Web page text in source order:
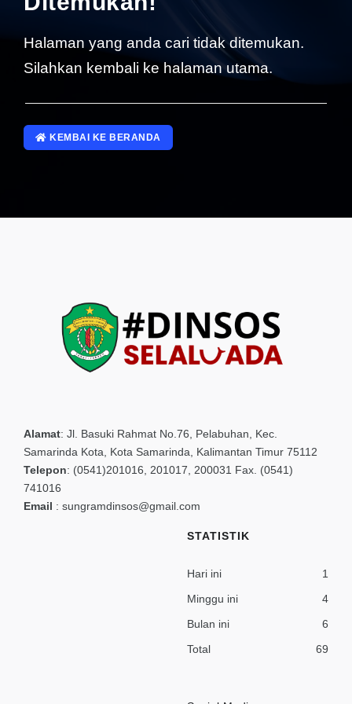
Halaman yang anda cari tidak ditemukan.
Silahkan kembali ke halaman utama.
KEMBAI KE BERANDA
Alamat: Jl. Basuki Rahmat No.76, Pelabuhan, Kec.
Samarinda Kota, Kota Samarinda, Kalimantan Timur 75112
Telepon: (0541)201016, 201017, 200031 Fax. (0541)
741016
Email : sungramdinsos@gmail.com
STATISTIK
Hari ini
1
Minggu ini
4
Bulan ini
6
Total
69